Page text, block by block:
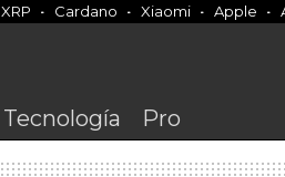
XRP Cardano Xiaomi Apple
Tecnología Pro